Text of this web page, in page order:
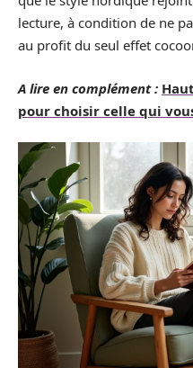
lecture, à condition de ne
au profit du seul effet
A lire en complément :
pour choisir celle qui